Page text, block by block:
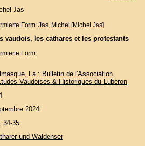
Jas
Form: Jas, Michel [Michel Jas]
vaudois, les cathares et les protestants
Form:
La : Bulletin de l'Association
Vaudoises & Historiques du Luberon
2024
34-35
und Waldenser